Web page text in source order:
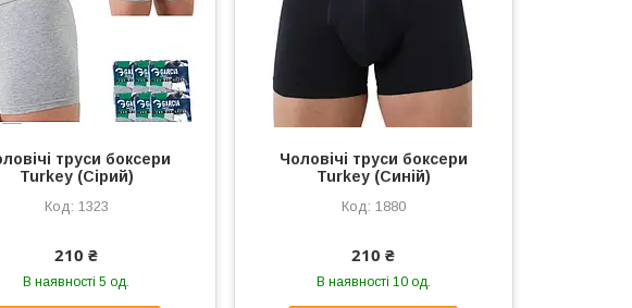
труси боксери
Turkey (Сірий)
1323
210 ₴
В наявності 5 од.
Чоловічі труси боксери
Turkey (Синій)
1880
210 ₴
В наявності 10 од.